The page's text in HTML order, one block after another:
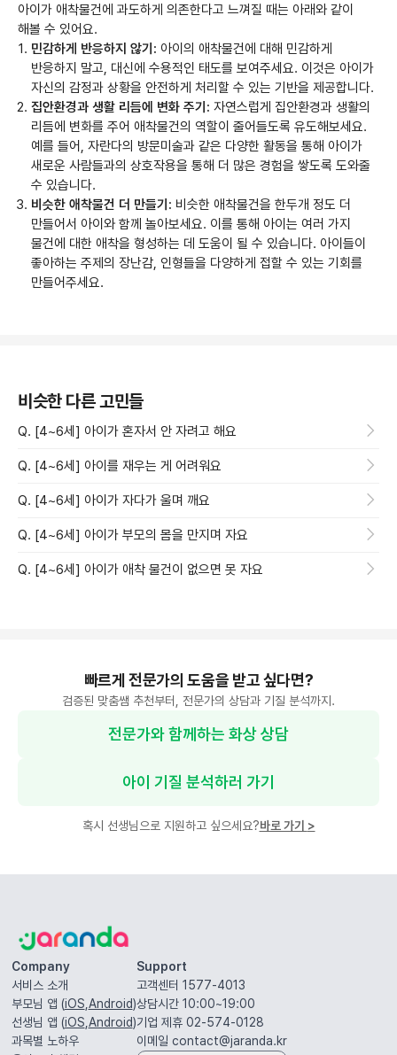
아이가 애착물건에 과도하게 의존한다고 느껴질 때는 아래와 같이
해볼 수 있어요.
민감하게 반응하지 않기: 아이의 애착물건에 대해 민감하게
반응하지 말고, 대신에 수용적인 태도를 보여주세요. 이것은 아이가
자신의 감정과 상황을 안전하게 처리할 수 있는 기반을 제공합니다.
집안환경과 생활 리듬에 변화 주기: 자연스럽게 집안환경과 생활의
리듬에 변화를 주어 애착물건의 역할이 줄어들도록 유도해보세요.
예를 들어, 자란다의 방문미술과 같은 다양한 활동을 통해 아이가
새로운 사람들과의 상호작용을 통해 더 많은 경험을 쌓도록 도와줄
수 있습니다.
비슷한 애착물건 더 만들기: 비슷한 애착물건을 한두개 정도 더
만들어서 아이와 함께 놀아보세요. 이를 통해 아이는 여러 가지
물건에 대한 애착을 형성하는 데 도움이 될 수 있습니다. 아이들이
좋아하는 주제의 장난감, 인형들을 다양하게 접할 수 있는 기회를
만들어주세요.
비슷한 다른 고민들
Q. [4~6세] 아이가 혼자서 안 자려고 해요
Q. [4~6세] 아이를 재우는 게 어려워요
Q. [4~6세] 아이가 자다가 울며 깨요
Q. [4~6세] 아이가 부모의 몸을 만지며 자요
Q. [4~6세] 아이가 애착 물건이 없으면 못 자요
빠르게 전문가의 도움을 받고 싶다면?
검증된 맞춤쌤 추천부터, 전문가의 상담과 기질 분석까지.
전문가와 함께하는 화상 상담
아이 기질 분석하러 가기
혹시 선생님으로 지원하고 싶으세요?바로 가기 >
Company
서비스 소개
부모님 앱 (iOS Android)
선생님 앱 (iOS Android)
과목별 노하우
Support
고객센터 1577-4013
상담시간 10:00~19:00
기업 제휴 02-574-0128
이메일 contact@jaranda.kr